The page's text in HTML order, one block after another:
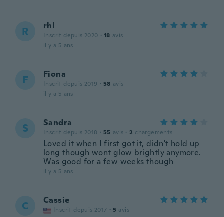
R rhl
Inscrit depuis 2020 · 18 avis
il y a 5 ans
F Fiona
Inscrit depuis 2019 · 58 avis
il y a 5 ans
S Sandra
Inscrit depuis 2018 · 55 avis · 2 chargements
Loved it when I first got it, didn't hold up
long though wont glow brightly anymore.
Was good for a few weeks though
il y a 5 ans
C Cassie
Inscrit depuis 2017 · 5 avis